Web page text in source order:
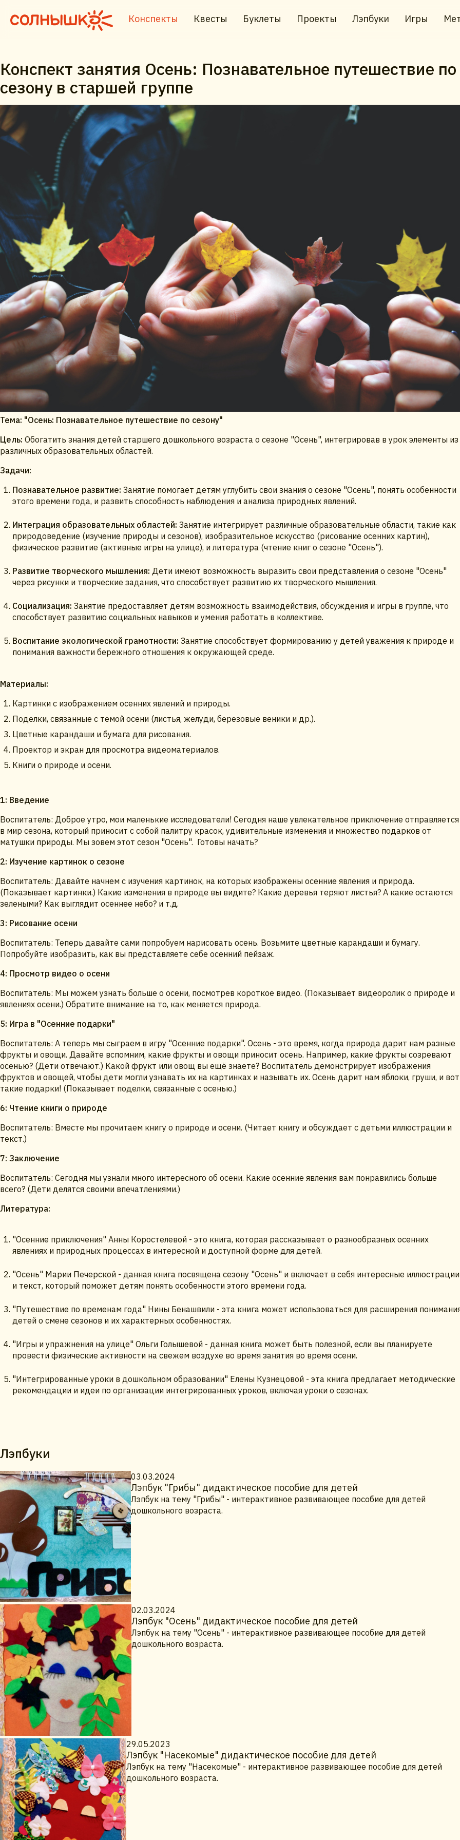
Конспекты Квесты Буклеты Проекты Лэпбуки Игры
Конспект занятия Осень: Познавательное путешествие по
сезону в старшей группе
Тема: "Осень: Познавательное путешествие по сезону"
Цель: Обогатить знания детей старшего дошкольного возраста о сезоне "Осень", интегрировав в урок элементы из
различных образовательных областей.
Задачи:
Познавательное развитие: Занятие помогает детям углубить свои знания о сезоне "Осень", понять особенности
этого времени года, и развить способность наблюдения и анализа природных явлений.
Интеграция образовательных областей: Занятие интегрирует различные образовательные области, такие как
природоведение (изучение природы и сезонов), изобразительное искусство (рисование осенних картин),
физическое развитие (активные игры на улице), и литература (чтение книг о сезоне "Осень").
Развитие творческого мышления: Дети имеют возможность выразить свои представления о сезоне "Осень"
через рисунки и творческие задания, что способствует развитию их творческого мышления.
Социализация: Занятие предоставляет детям возможность взаимодействия, обсуждения и игры в группе, что
способствует развитию социальных навыков и умения работать в коллективе.
Воспитание экологической грамотности: Занятие способствует формированию у детей уважения к природе и
понимания важности бережного отношения к окружающей среде.
Материалы:
Картинки с изображением осенних явлений и природы.
Поделки, связанные с темой осени (листья, желуди, березовые веники и др.).
Цветные карандаши и бумага для рисования.
Проектор и экран для просмотра видеоматериалов.
Книги о природе и осени.
1: Введение
Воспитатель: Доброе утро, мои маленькие исследователи! Сегодня наше увлекательное приключение отправляется
в мир сезона, который приносит с собой палитру красок, удивительные изменения и множество подарков от
матушки природы. Мы зовем этот сезон "Осень". Готовы начать?
2: Изучение картинок о сезоне
Воспитатель: Давайте начнем с изучения картинок, на которых изображены осенние явления и природа.
(Показывает картинки.) Какие изменения в природе вы видите? Какие деревья теряют листья? А какие остаются
зелеными? Как выглядит осеннее небо? и т.д.
3: Рисование осени
Воспитатель: Теперь давайте сами попробуем нарисовать осень. Возьмите цветные карандаши и бумагу.
Попробуйте изобразить, как вы представляете себе осенний пейзаж.
4: Просмотр видео о осени
Воспитатель: Мы можем узнать больше о осени, посмотрев короткое видео. (Показывает видеоролик о природе и
явлениях осени.) Обратите внимание на то, как меняется природа.
5: Игра в "Осенние подарки"
Воспитатель: А теперь мы сыграем в игру "Осенние подарки". Осень - это время, когда природа дарит нам разные
фрукты и овощи. Давайте вспомним, какие фрукты и овощи приносит осень. Например, какие фрукты созревают
осенью? (Дети отвечают.) Какой фрукт или овощ вы ещё знаете? Воспитатель демонстрирует изображения
фруктов и овощей, чтобы дети могли узнавать их на картинках и называть их. Осень дарит нам яблоки, груши, и вот
такие подарки! (Показывает поделки, связанные с осенью.)
6: Чтение книги о природе
Воспитатель: Вместе мы прочитаем книгу о природе и осени. (Читает книгу и обсуждает с детьми иллюстрации и
текст.)
7: Заключение
Воспитатель: Сегодня мы узнали много интересного об осени. Какие осенние явления вам понравились больше
всего? (Дети делятся своими впечатлениями.)
Литература:
"Осенние приключения" Анны Коростелевой - это книга, которая рассказывает о разнообразных осенних
явлениях и природных процессах в интересной и доступной форме для детей.
"Осень" Марии Печерской - данная книга посвящена сезону "Осень" и включает в себя интересные иллюстрации
и текст, который поможет детям понять особенности этого времени года.
"Путешествие по временам года" Нины Бенашвили - эта книга может использоваться для расширения
детей о смене сезонов и их характерных особенностях.
"Игры и упражнения на улице" Ольги Голышевой - данная книга может быть полезной, если вы планируете
провести физические активности на свежем воздухе во время занятия во время осени.
"Интегрированные уроки в дошкольном образовании" Елены Кузнецовой - эта книга предлагает методические
рекомендации и идеи по организации интегрированных уроков, включая уроки о сезонах.
Лэпбуки
03.03.2024
Лэпбук "Грибы" дидактическое пособие для детей
Лэпбук на тему "Грибы" - интерактивное развивающее пособие для детей
дошкольного возраста.
02.03.2024
Лэпбук "Осень" дидактическое пособие для детей
Лэпбук на тему "Осень" - интерактивное развивающее пособие для детей
дошкольного возраста.
29.05.2023
Лэпбук "Насекомые" дидактическое пособие для детей
Лэпбук на тему "Насекомые" - интерактивное развивающее пособие для детей
дошкольного возраста.